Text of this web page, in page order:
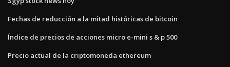
Fechas de reducción a la mitad históricas de bitcoin
Índice de precios de acciones micro e-mini s & p 500
Precio actual de la criptomoneda ethereum